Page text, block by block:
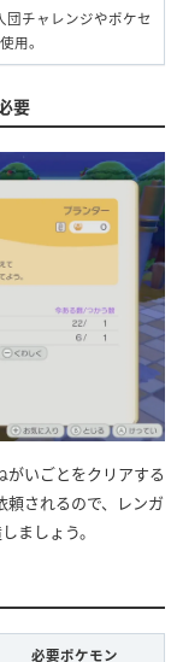
チャレンジやポケセ
用。
要
がいごとをクリアする
頼されるので、レンガ
ましょう。
必要ポケモン